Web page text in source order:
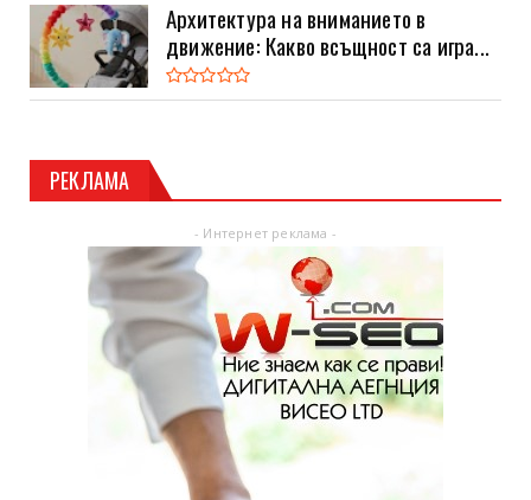
Архитектура на вниманието в
движение: Какво всъщност са игра...
РЕКЛАМА
- Интернет реклама -